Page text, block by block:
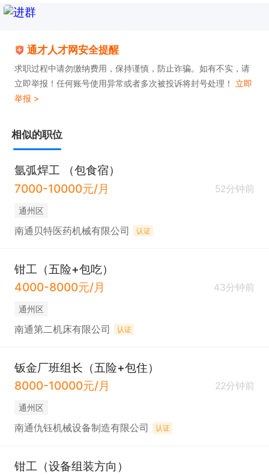
通才人才网安全提醒
求职过程中请勿缴纳费用，保持谨慎，防止诈骗。如有不实，请
立即举报！任何账号使用异常或者多次被投诉将封号处理！ 立即
举报 >
相似的职位
氩弧焊工 （包食宿）
7000-10000元/月
52分钟前
通州区
南通贝特医药机械有限公司 认证
钳工（五险+包吃）
4000-8000元/月
43分钟前
通州区
南通第二机床有限公司 认证
钣金厂班组长（五险+包住）
8000-10000元/月
22分钟前
通州区
南通仇钰机械设备制造有限公司 认证
钳工（设备组装方向）